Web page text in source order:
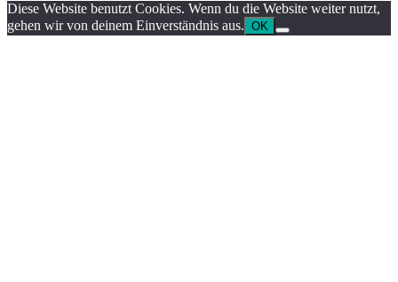
Diese Website benutzt Cookies. Wenn du die Website weiter nutzt,
gehen wir von deinem Einverständnis aus. OK